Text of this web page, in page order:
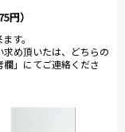
円）
す。
め頂いたは、どちらの
」にてご連絡くださ